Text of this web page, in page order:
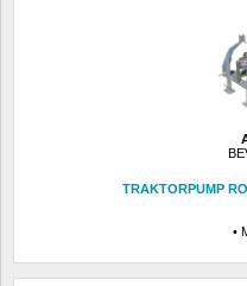
TRAKTORPUMP
•